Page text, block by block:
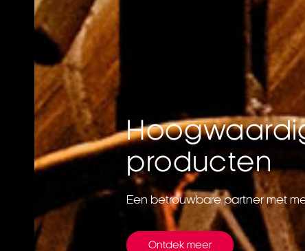
producten
Een betrouwbare partner met
Ontdek meer